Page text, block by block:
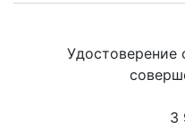
Удостоверение
3